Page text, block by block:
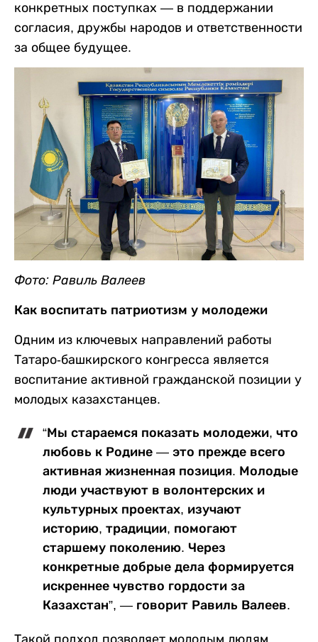
конкретных поступках — в поддержании
согласия, дружбы народов и ответственности
за общее будущее.
Фото: Равиль Валеев
Как воспитать патриотизм у молодежи
Одним из ключевых направлений работы
Татаро-башкирского конгресса является
воспитание активной гражданской позиции у
молодых казахстанцев.
“Мы стараемся показать молодежи, что
любовь к Родине — это прежде всего
активная жизненная позиция. Молодые
люди участвуют в волонтерских и
культурных проектах, изучают
историю, традиции, помогают
старшему поколению. Через
конкретные добрые дела формируется
искреннее чувство гордости за
Казахстан”, — говорит Равиль Валеев.
Такой подход позволяет молодым людям